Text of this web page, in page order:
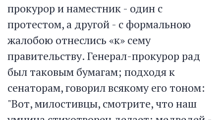
прокурор и наместник - один с
протестом, а другой - с формальною
жалобою отнеслись «к» сему
правительству. Генерал-прокурор рад
был таковым бумагам; подходя к
сенаторам, говорил всякому его тоном:
"Вот, милостивцы, смотрите, что наш